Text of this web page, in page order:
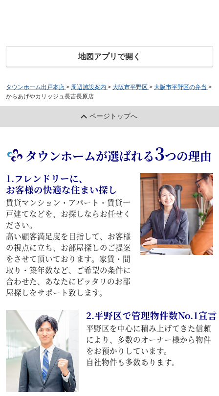
地図アプリで開く
タウンホーム出戸本店 > 周辺施設案内 > 大阪市平野区 > 大阪市平野区の弁当 >
からあげやカリッジュ長吉長原店
ページトップへ
タウンホームが選ばれる3つの理由
1.フレンドリーに、
お客様の快適な住まい探し
賃貸マンション・アパート・賃貸一
戸建てなどを、お探しならお任せく
ださい。
高い顧客満足度を目指して、お客様
の視点に立ち、お部屋探しのご提案
をさせて頂いております。家賃・間
取り・築年数など、ご希望の条件に
合わせた、あなたにピッタリのお部
屋探しをサポート致します。
2.平野区で管理物件数No.1宣言
平野区を中心に積み上げてきた信頼
により、多数のオーナー様から物件
をお預かりしています。
自社物件も多数あります。